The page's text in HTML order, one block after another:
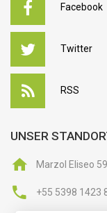
Facebook
Twitter
RSS
UNSER
Marzol Eliseo
+55 5398 1423